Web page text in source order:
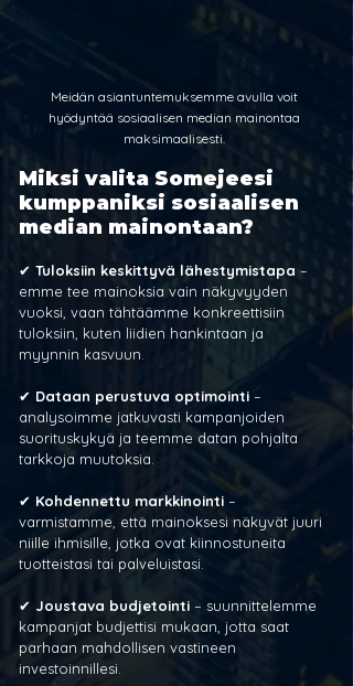
Meidän asiantuntemuksemme avulla voit
hyödyntää sosiaalisen median mainontaa
maksimaalisesti.
Miksi valita Somejeesi
kumppaniksi sosiaalisen
median mainontaan?
✔ Tuloksiin keskittyvä lähestymistapa –
emme tee mainoksia vain näkyvyyden
vuoksi, vaan tähtäämme konkreettisiin
tuloksiin, kuten liidien hankintaan ja
myynnin kasvuun.
✔ Dataan perustuva optimointi –
analysoimme jatkuvasti kampanjoiden
suorituskykyä ja teemme datan pohjalta
tarkkoja muutoksia.
✔ Kohdennettu markkinointi –
varmistamme, että mainoksesi näkyvät juuri
niille ihmisille, jotka ovat kiinnostuneita
tuotteistasi tai palveluistasi.
✔ Joustava budjetointi – suunnittelemme
kampanjat budjettisi mukaan, jotta saat
parhaan mahdollisen vastineen
investoinnillesi.